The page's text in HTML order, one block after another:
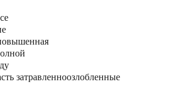
затравленноозлобленные